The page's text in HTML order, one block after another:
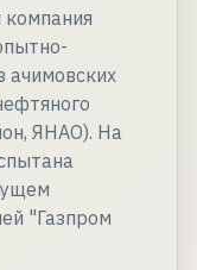
ЯНАО). На
"Газпром